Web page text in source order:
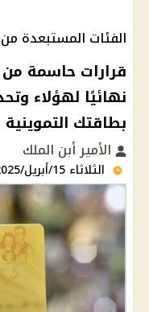
الفئات المستبعدة
قرارات حاسمة
نهائيًا لهؤلاء
بطاقتك
الأمير أبن الملك
الثلاثاء 15/أبريل/2025 - 07:00 م